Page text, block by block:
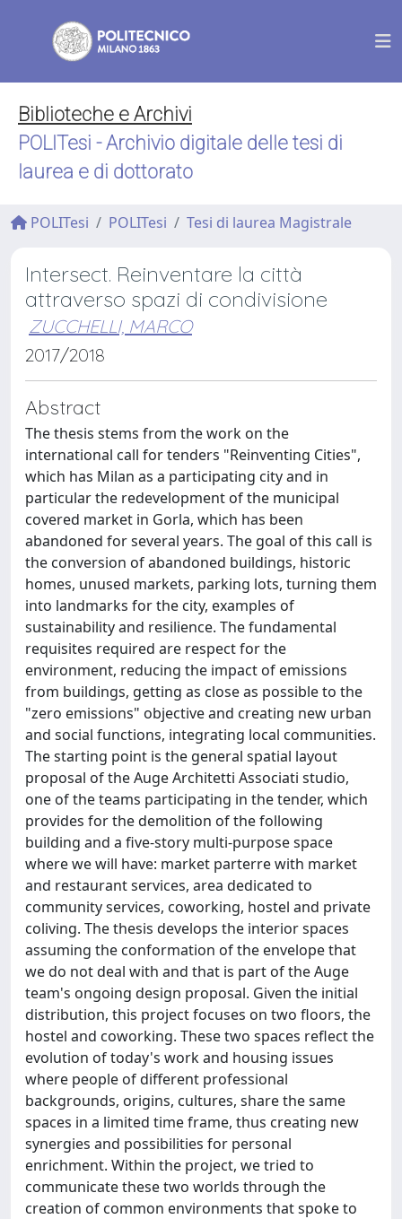
Biblioteche e Archivi
POLITesi - Archivio digitale delle tesi di
laurea e di dottorato
POLITesi POLITesi Tesi di laurea Magistrale
Intersect. Reinventare la città
attraverso spazi di condivisione
ZUCCHELLI, MARCO
2017/2018
Abstract
The thesis stems from the work on the
international call for tenders "Reinventing Cities",
which has Milan as a participating city and in
particular the redevelopment of the municipal
covered market in Gorla, which has been
abandoned for several years. The goal of this call is
the conversion of abandoned buildings, historic
homes, unused markets, parking lots, turning them
into landmarks for the city, examples of
sustainability and resilience. The fundamental
requisites required are respect for the
environment, reducing the impact of emissions
from buildings, getting as close as possible to the
"zero emissions" objective and creating new urban
and social functions, integrating local communities.
The starting point is the general spatial layout
proposal of the Auge Architetti Associati studio,
one of the teams participating in the tender, which
provides for the demolition of the following
building and a five-story multi-purpose space
where we will have: market parterre with market
and restaurant services, area dedicated to
community services, coworking, hostel and private
coliving. The thesis develops the interior spaces
assuming the conformation of the envelope that
we do not deal with and that is part of the Auge
team's ongoing design proposal. Given the initial
distribution, this project focuses on two floors, the
hostel and coworking. These two spaces reflect the
evolution of today's work and housing issues
where people of different professional
backgrounds, origins, cultures, share the same
spaces in a limited time frame, thus creating new
synergies and possibilities for personal
enrichment. Within the project, we tried to
communicate these two worlds through the
creation of common environments that spoke to